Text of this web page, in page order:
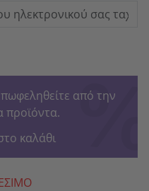
από την
προϊόντα.
καλάθι